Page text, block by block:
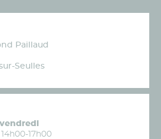
Paillaud
Seulles
17h00